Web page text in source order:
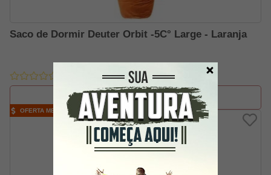
Saco de Dormir Deuter Orbit -5C° Large - Laranja
FORA DE ESTOQUE
OFERTA MELHOR PREÇO